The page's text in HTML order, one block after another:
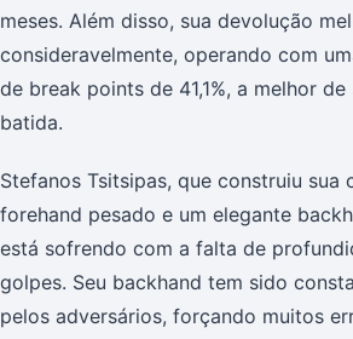
meses. Além disso, sua devolução
consideravelmente, operando com
de break points de 41,1%, a melhor
batida.
Stefanos Tsitsipas, que construiu sua
forehand pesado e um elegante
está sofrendo com a falta de
golpes. Seu backhand tem sido
pelos adversários, forçando muitos